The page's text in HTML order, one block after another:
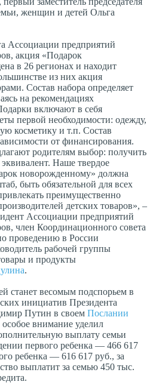
женщин и детей Ольга
Ассоциации предприятий
акция «Подарок
в 26 регионах и находит
из них акция
Состав набора определяет
на рекомендациях
включают в себя
первой необходимости: одежду,
косметику и т.п. Состав
от финансирования.
родителям выбор: получить
Наше твердое
новорожденному» должна
быть обязательной для всех
преимущественно
детских товаров», –
Ассоциации предприятий
член Координационного совета
проведению в России
рабочей группы
и продукты
.
станет весомым подспорьем в
инициатив Президента
Путин в своем Послании
особое внимание уделил
выплату семьи
первого ребенка — 466 617
ребенка — 616 617 руб., за
выплатит за семью 450 тыс.